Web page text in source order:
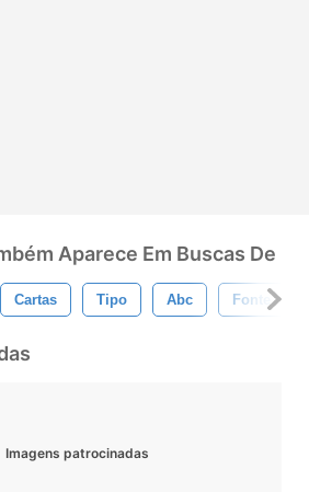
Aparece Em Buscas De
Cartas Tipo Abc Fonte
Imagens patrocinadas